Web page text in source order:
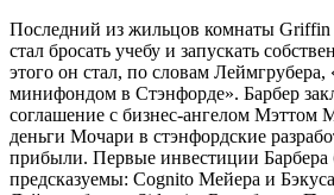
Последний из жильцов комнаты
стал бросать учебу и запускать
этого он стал, по словам
минифондом в Стэнфорде». Барбер
соглашение с бизнес-ангелом Мэттом
деньги Мочари в стэнфордские
прибыли. Первые инвестиции Барбера
предсказуемы: Cognito Мейера и